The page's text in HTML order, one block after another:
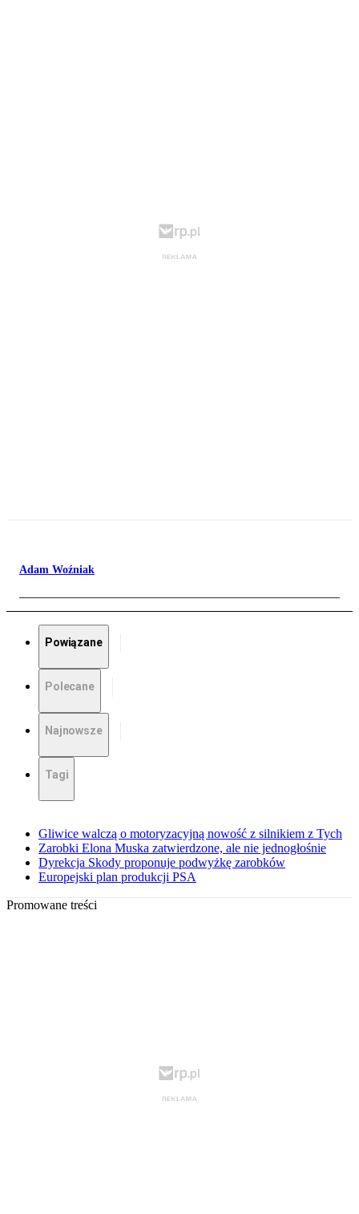
Adam Woźniak
Powiązane
Polecane
Najnowsze
Tagi
Gliwice walczą o motoryzacyjną nowość z silnikiem z Tych
Zarobki Elona Muska zatwierdzone, ale nie jednogłośnie
Dyrekcja Skody proponuje podwyżkę zarobków
Europejski plan produkcji PSA
Promowane treści